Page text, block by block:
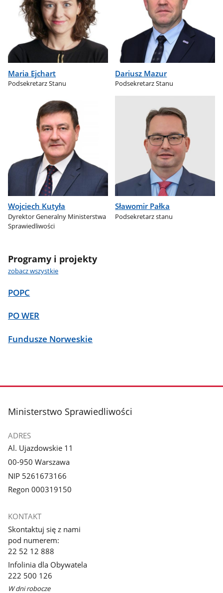
Maria Ejchart
Podsekretarz Stanu
Dariusz Mazur
Podsekretarz Stanu
Wojciech Kutyła
Dyrektor Generalny Ministerstwa
Sprawiedliwości
Sławomir Pałka
Podsekretarz stanu
Programy i projekty
zobacz wszystkie
POPC
PO WER
Fundusze Norweskie
stopka
Ministerstwo Sprawiedliwości
ADRES
Al. Ujazdowskie 11
00-950 Warszawa
NIP 5261673166
Regon 000319150
KONTAKT
Skontaktuj się z nami
pod numerem:
22 52 12 888
Infolinia dla Obywatela
222 500 126
W dni robocze